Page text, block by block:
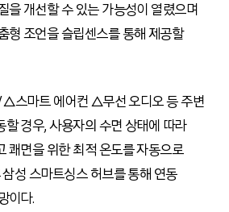
을 개선할 수 있는 가능성이 열렸으며
형 조언을 슬립센스를 통해 제공할
스마트 에어컨 △무선 오디오 등 주변
할 경우, 사용자의 수면 상태에 따라
쾌면을 위한 최적 온도를 자동으로
성 스마트싱스 허브를 통해 연동
이다.